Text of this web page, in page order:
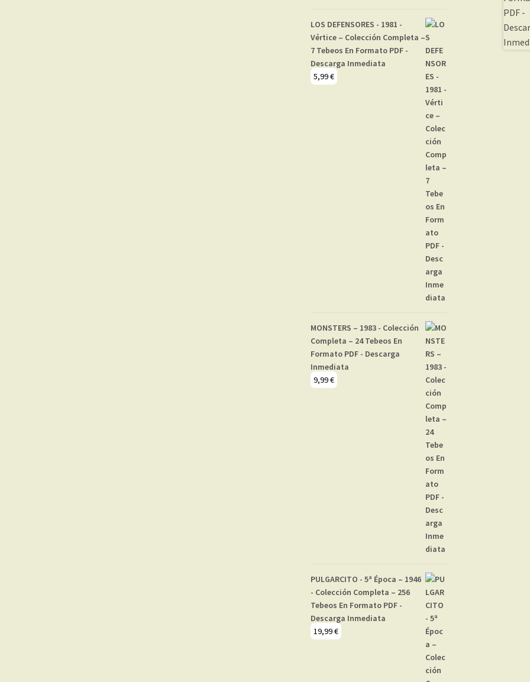
LOS DEFENSORES - 1981 -
Vértice – Colección Completa –
7 Tebeos En Formato PDF -
Descarga Inmediata
5,99€
MONSTERS – 1983 - Colección
Completa – 24 Tebeos En
Formato PDF - Descarga
Inmediata
9,99€
PULGARCITO - 5ª Época – 1946
- Colección Completa – 256
Tebeos En Formato PDF -
Descarga Inmediata
19,99€